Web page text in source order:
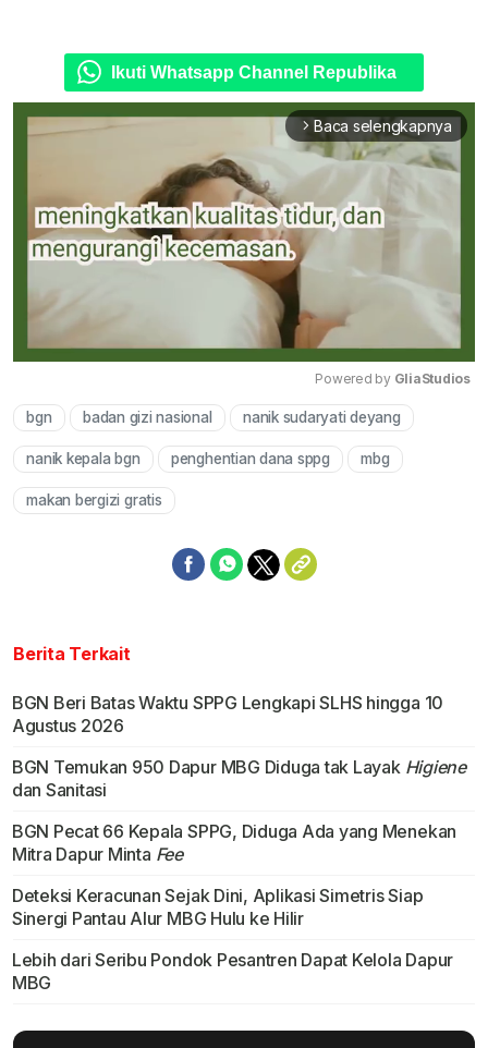
Ikuti Whatsapp Channel Republika
arrow_forward_ios Baca selengkapnya
Mute
Powered by GliaStudios
bgn badan gizi nasional nanik sudaryati deyang
nanik kepala bgn penghentian dana sppg mbg
makan bergizi gratis
Berita Terkait
BGN Beri Batas Waktu SPPG Lengkapi SLHS hingga 10
Agustus 2026
BGN Temukan 950 Dapur MBG Diduga tak Layak Higiene
dan Sanitasi
BGN Pecat 66 Kepala SPPG, Diduga Ada yang Menekan
Mitra Dapur Minta Fee
Deteksi Keracunan Sejak Dini, Aplikasi Simetris Siap
Sinergi Pantau Alur MBG Hulu ke Hilir
Lebih dari Seribu Pondok Pesantren Dapat Kelola Dapur
MBG